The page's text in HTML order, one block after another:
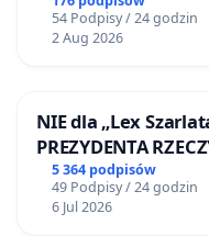
54 Podpisy / 24 godzin
2 Aug 2026
NIE dla „Lex
PREZYDENTA
5 364 podpisów
49 Podpisy / 24 godzin
6 Jul 2026